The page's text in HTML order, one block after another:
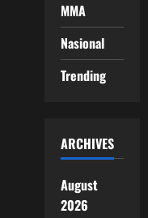
MMA
Nasional
Trending
ARCHIVES
August
2026